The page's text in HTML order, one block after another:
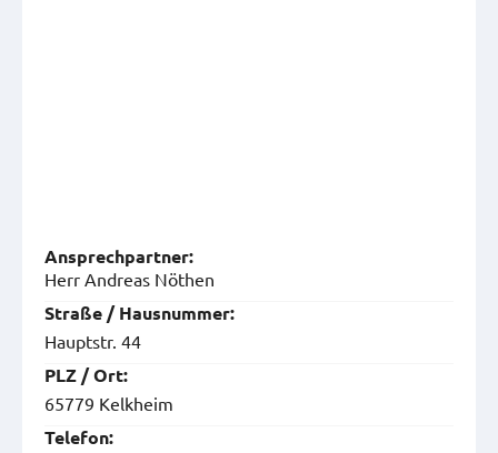
Ansprech­partner:
Herr Andreas Nöthen
Straße / Hausnummer:
Hauptstr. 44
PLZ / Ort:
65779 Kelkheim
Telefon: